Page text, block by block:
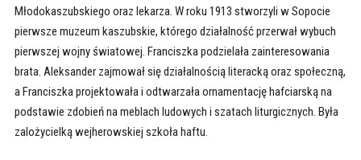
Młodokaszubskiego oraz lekarza. W roku 1913 stworzyli w Sopocie
pierwsze muzeum kaszubskie, którego działalność przerwał wybuch
pierwszej wojny światowej. Franciszka podzielała zainteresowania
brata. Aleksander zajmował się działalnością literacką oraz społeczną,
a Franciszka projektowała i odtwarzała ornamentację hafciarską na
podstawie zdobień na meblach ludowych i szatach liturgicznych. Była
zalożycielką wejherowskiej szkoła haftu.